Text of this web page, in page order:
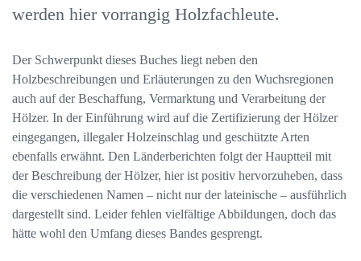
werden hier vorrangig Holzfachleute.
Der Schwerpunkt dieses Buches liegt neben den
Holzbeschreibungen und Erläuterungen zu den Wuchsregionen
auch auf der Beschaffung, Vermarktung und Verarbeitung der
Hölzer. In der Einführung wird auf die Zertifizierung der Hölzer
eingegangen, illegaler Holzeinschlag und geschützte Arten
ebenfalls erwähnt. Den Länderberichten folgt der Hauptteil mit
der Beschreibung der Hölzer, hier ist positiv hervorzuheben, dass
die verschiedenen Namen – nicht nur der lateinische – ausführlich
dargestellt sind. Leider fehlen vielfältige Abbildungen, doch das
hätte wohl den Umfang dieses Bandes gesprengt.